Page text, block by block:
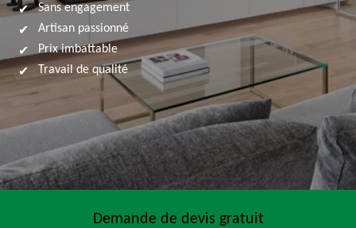
Sans engagement
Artisan passionné
Prix imbattable
Travail de qualité
Demande de devis gratuit